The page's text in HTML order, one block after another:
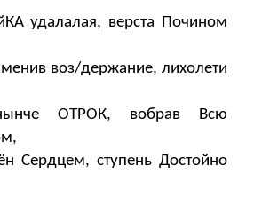
удалалая, верста Почином
воз/держание, лихолети
ОТРОК, вобрав Всю
Сердцем, ступень Достойно